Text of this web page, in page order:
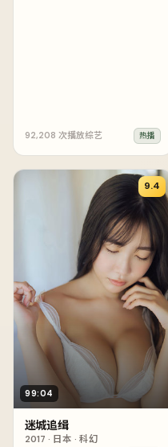
92,208 次播放综艺 热播
99:04
9.4
迷城追缉
2017 · 日本 · 科幻